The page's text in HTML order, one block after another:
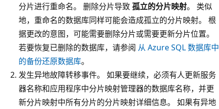
分片进行重命名。 删除分片导致孤立的分片映射。 类似
地，重命名的数据库同样可能会造成孤立的分片映射。 根
据更改的意图，可能需要删除分片或需要更新分片位置。
若要恢复已删除的数据库，请参阅 从 Azure SQL 数据库中
的备份还原数据库。
发生异地故障转移事件。 如果要继续，必须有人更新服务
器名称和应用程序中分片映射管理器的数据库名称，并更
新分片映射中所有分片的分片映射详细信息。 如果有异地